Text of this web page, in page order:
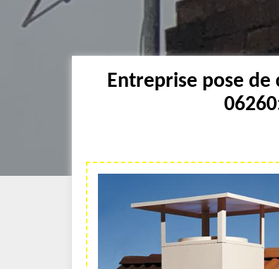
Entreprise pose de